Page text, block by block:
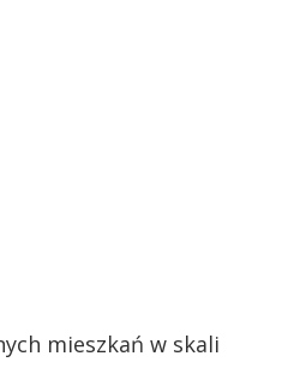
mieszkań w skali